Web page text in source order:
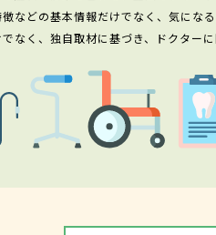
などの基本情報だけでなく、気にな
なく、独自取材に基づき、ドクター